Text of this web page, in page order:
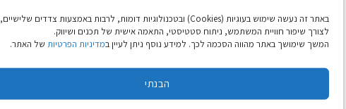
באתר זה נעשה שימוש בעוגיות (Cookies) ובטכנולוגיות דומות, לרבות באמצעות צדדים שלישיים,
לצורך שיפור חוויית המשתמש, ניתוח סטטיסטי, התאמה אישית של תכנים ושיווק.
המשך שימושך באתר מהווה הסכמה לכך. למידע נוסף ניתן לעיין במדיניות הפרטיות של האתר.
הבנתי